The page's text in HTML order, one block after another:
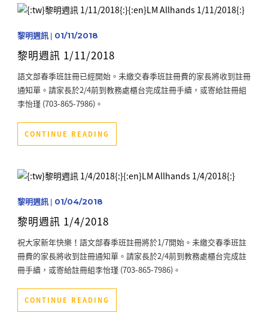
黎明週訊| 01/11/2018
黎明週訊 1/11/2018
語文部春季班註冊已經開始。未繳交春季班註冊費的家長將收到註冊
通知單。請家長於2/4前到教務處櫃台完成註冊手續，或寄給註冊組
李怡瑾 (703-865-7986)。
CONTINUE READING
黎明週訊| 01/04/2018
黎明週訊 1/4/2018
祝大家新年快樂！語文部春季班註冊將於1/7開始。未繳交春季班註
冊費的家長將收到註冊通知單。請家長於2/4前到教務處櫃台完成註
冊手續，或寄給註冊組李怡瑾 (703-865-7986)。
CONTINUE READING